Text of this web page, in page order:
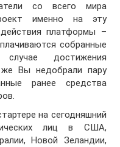
со всего мира
именно на эту
платформы –
собранные
достижения
же Вы недобрали пару
ранее средства
на сегодняшний
лиц в США,
Новой Зеландии,